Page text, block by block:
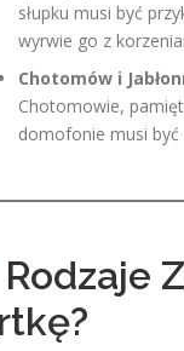
słupku musi być
wyrwie go z
Chotomów i
Chotomowie,
domofonie musi być
Rodzaje